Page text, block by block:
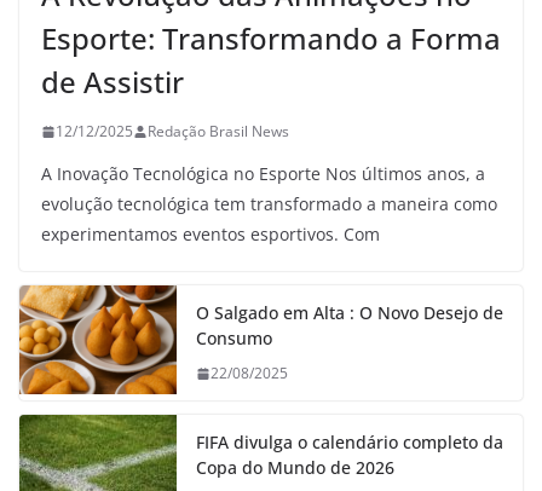
Esporte: Transformando a Forma
de Assistir
12/12/2025 Redação Brasil News
A Inovação Tecnológica no Esporte Nos últimos anos, a
evolução tecnológica tem transformado a maneira como
experimentamos eventos esportivos. Com
O Salgado em Alta : O Novo Desejo de
Consumo
22/08/2025
FIFA divulga o calendário completo da
Copa do Mundo de 2026